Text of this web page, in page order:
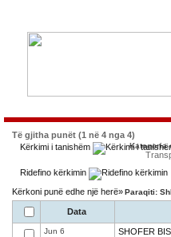
Të gjitha punët (1 në 4 nga 4)
Kërkimi i tanishëm
Kategoria
Ridefino kërkimin
Kërkoni punë edhe një herë»Paraqiti:
Data
Jun 6 SHOFER